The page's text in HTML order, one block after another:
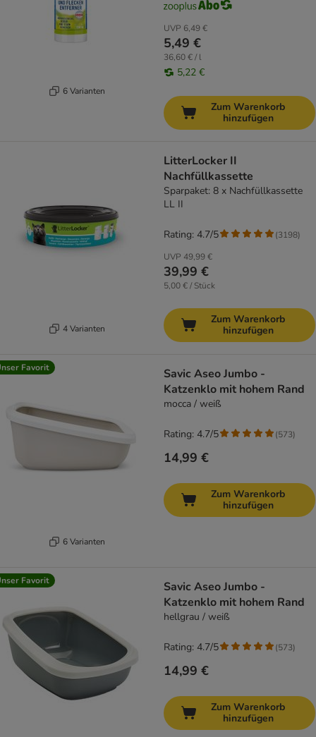
6 Varianten
UVP 6,49 €
5,49 €
36,60 € / l
5,22 €
Zum Warenkorb
hinzufügen
4 Varianten
LitterLocker II
Nachfüllkassette
Sparpaket: 8 x Nachfüllkassette
LL II
UVP 49,99 €
39,99 €
5,00 € / Stück
Rating: 4.7/5 (3198)
Zum Warenkorb
hinzufügen
Favorit
6 Varianten
Savic Aseo Jumbo -
Katzenklo mit hohem Rand
mocca / weiß
14,99 €
Rating: 4.7/5 (573)
Zum Warenkorb
hinzufügen
Favorit
Savic Aseo Jumbo -
Katzenklo mit hohem Rand
hellgrau / weiß
14,99 €
Rating: 4.7/5 (573)
Zum Warenkorb
hinzufügen